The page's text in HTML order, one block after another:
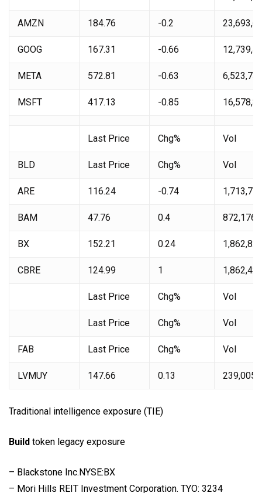
AMZN 184.76 -0.2
GOOG 167.31 -0.66
META 572.81 -0.63
MSFT 417.13 -0.85
Last Price Chg% Vol
BLD Last Price Chg% Vol
ARE 116.24 -0.74
BAM 47.76 0.4 872,176
BX 152.21 0.24
CBRE 124.99 1
Last Price Chg% Vol
Last Price Chg% Vol
FAB Last Price Chg% Vol
LVMUY 147.66 0.13 239,005
Traditional intelligence exposure (TIE)
Build token legacy exposure
– Blackstone Inc.NYSE:BX
– Mori Hills REIT Investment Corporation. TYO: 3234